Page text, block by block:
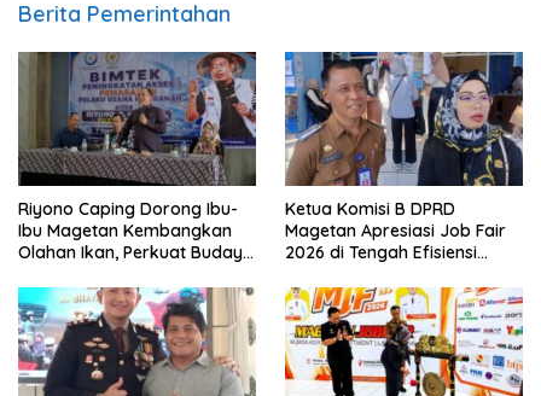
Berita Pemerintahan
Riyono Caping Dorong Ibu-
Ibu Magetan Kembangkan
Olahan Ikan, Perkuat Budaya
Ketua Komisi B DPRD
Magetan Apresiasi Job Fair
2026 di Tengah Efisiensi